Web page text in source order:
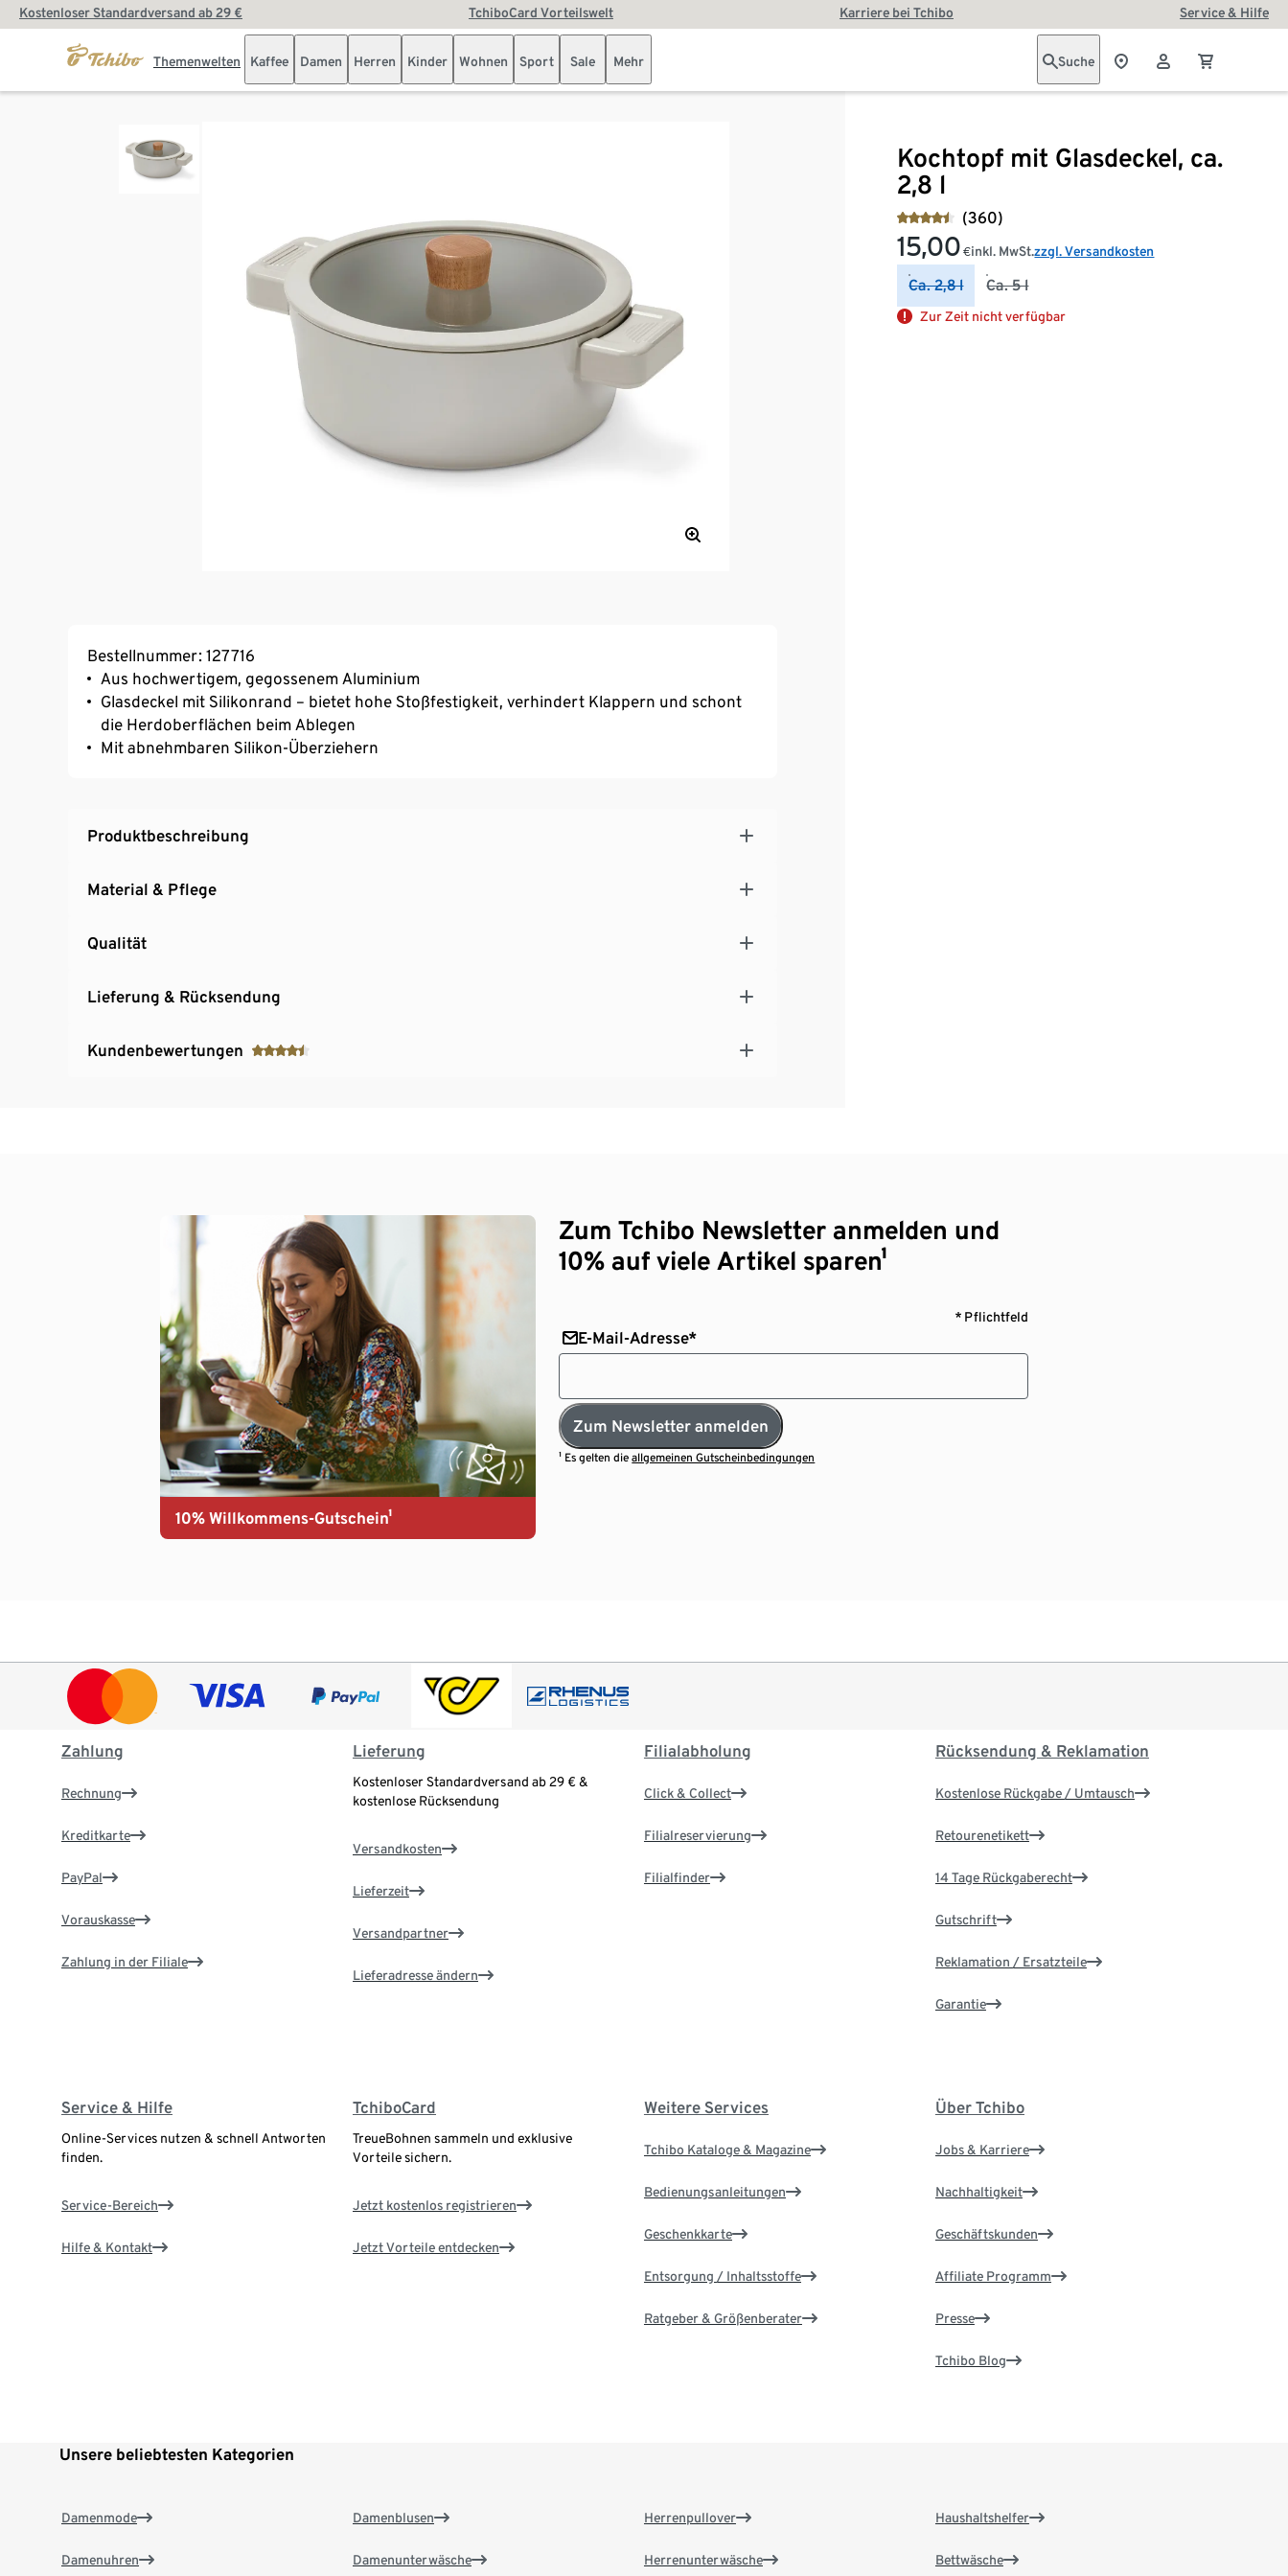
Kostenloser Standardversand ab 29 € TchiboCard Vorteilswelt Karriere bei Tchibo Service & Hilfe
Themenwelten Kaffee Damen Herren Kinder Wohnen Sport Sale Mehr Suche
Kochtopf mit Glasdeckel, ca.
2,8 l
(360)
15,00 €inkl. MwSt.zzgl. Versandkosten
Ca. 2,8 l Ca. 5 l
Zur Zeit nicht verfügbar
Bestellnummer: 127716
Aus hochwertigem, gegossenem Aluminium
Glasdeckel mit Silikonrand – bietet hohe Stoßfestigkeit, verhindert Klappern und schont
die Herdoberflächen beim Ablegen
Mit abnehmbaren Silikon-Überziehern
Produktbeschreibung
Material & Pflege
Qualität
Lieferung & Rücksendung
Kundenbewertungen
10% Willkommens-Gutschein¹
Zum Tchibo Newsletter anmelden und
10% auf viele Artikel sparen¹
* Pflichtfeld
E-Mail-Adresse*
Zum Newsletter anmelden
¹ Es gelten dieallgemeinen Gutscheinbedingungen
Zahlung
Rechnung
Kreditkarte
PayPal
Vorauskasse
Zahlung in der Filiale
Lieferung
Kostenloser Standardversand ab 29 € &
kostenlose Rücksendung
Versandkosten
Lieferzeit
Versandpartner
Lieferadresse ändern
Filialabholung
Click & Collect
Filialreservierung
Filialfinder
Rücksendung & Reklamation
Kostenlose Rückgabe / Umtausch
Retourenetikett
14 Tage Rückgaberecht
Gutschrift
Reklamation / Ersatzteile
Garantie
Service & Hilfe
Online-Services nutzen & schnell Antworten
finden.
Service-Bereich
Hilfe & Kontakt
TchiboCard
TreueBohnen sammeln und exklusive
Vorteile sichern.
Jetzt kostenlos registrieren
Jetzt Vorteile entdecken
Weitere Services
Tchibo Kataloge & Magazine
Bedienungsanleitungen
Geschenkkarte
Entsorgung / Inhaltsstoffe
Ratgeber & Größenberater
Über Tchibo
Jobs & Karriere
Nachhaltigkeit
Geschäftskunden
Affiliate Programm
Presse
Tchibo Blog
Unsere beliebtesten Kategorien
Damenmode
Damenuhren
Damenblusen
Damenunterwäsche
Herrenpullover
Herrenunterwäsche
Haushaltshelfer
Bettwäsche